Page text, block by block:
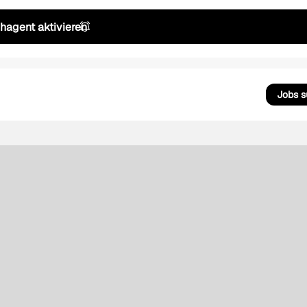
aktivieren
Jobs